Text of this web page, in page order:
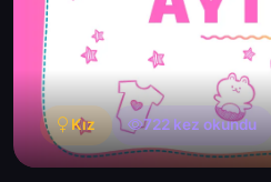
Kız 722 kez okundu